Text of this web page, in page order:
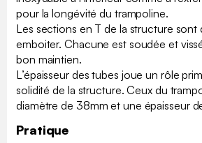
pour la longévité du trampoline.
Les sections en T de la structure sont
emboiter. Chacune est soudée et
bon maintien.
L’épaisseur des tubes joue un rôle
solidité de la structure. Ceux du
diamètre de 38mm et une épaisseur
Pratique